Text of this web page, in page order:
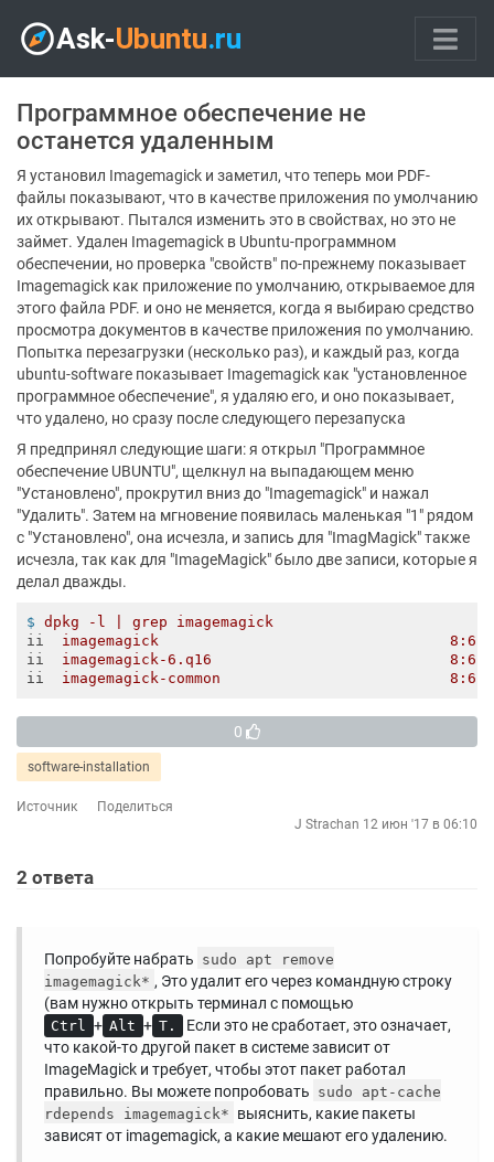
Программное обеспечение не
останется удаленным
Я установил Imagemagick и заметил, что теперь мои PDF-
файлы показывают, что в качестве приложения по умолчанию
их открывают. Пытался изменить это в свойствах, но это не
займет. Удален Imagemagick в Ubuntu-программном
обеспечении, но проверка "свойств" по-прежнему показывает
Imagemagick как приложение по умолчанию, открываемое для
этого файла PDF. и оно не меняется, когда я выбираю средство
просмотра документов в качестве приложения по умолчанию.
Попытка перезагрузки (несколько раз), и каждый раз, когда
ubuntu-software показывает Imagemagick как "установленное
программное обеспечение", я удаляю его, и оно показывает,
что удалено, но сразу после следующего перезапуска
Я предпринял следующие шаги: я открыл "Программное
обеспечение UBUNTU", щелкнул на выпадающем меню
"Установлено", прокрутил вниз до "Imagemagick" и нажал
"Удалить". Затем на мгновение появилась маленькая "1" рядом
с "Установлено", она исчезла, и запись для "ImagMagick" также
исчезла, так как для "ImageMagick" было две записи, которые я
делал дважды.
$
dpkg -l | grep imagemagick
ii
imagemagick
ii
imagemagick-6.q16
ii
imagemagick-common
0
software-installation
Источник
Поделиться
J Strachan 12 июн '17 в 06:10
2 ответа
Попробуйте набрать sudo apt remove
imagemagick* , Это удалит его через командную строку
(вам нужно открыть терминал с помощью
Ctrl + Alt + T.
Если это не сработает, это означает,
что какой-то другой пакет в системе зависит от
ImageMagick и требует, чтобы этот пакет работал
правильно. Вы можете попробовать sudo apt-cache
rdepends imagemagick* выяснить, какие пакеты
зависят от imagemagick, а какие мешают его удалению.